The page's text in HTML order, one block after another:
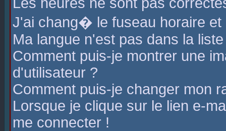
J'ai chang� le fuseau horaire
Ma langue n'est pas dans la
Comment puis-je montrer une
d'utilisateur ?
Comment puis-je changer mon
Lorsque je clique sur le lien e-
me connecter !